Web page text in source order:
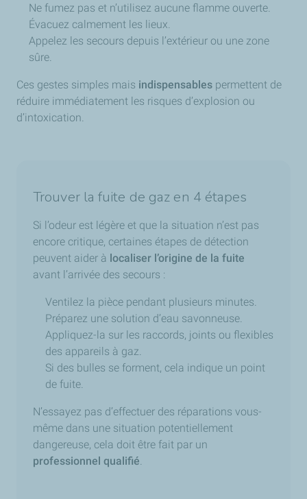
Ne fumez pas et n’utilisez aucune flamme ouverte.
Évacuez calmement les lieux.
Appelez les secours depuis l’extérieur ou une zone
sûre.
Ces gestes simples mais indispensables permettent de
réduire immédiatement les risques d’explosion ou
d’intoxication.
Trouver la fuite de gaz en 4 étapes
Si l’odeur est légère et que la situation n’est pas
encore critique, certaines étapes de détection
peuvent aider à localiser l’origine de la fuite
avant l’arrivée des secours :
Ventilez la pièce pendant plusieurs minutes.
Préparez une solution d’eau savonneuse.
Appliquez-la sur les raccords, joints ou flexibles
des appareils à gaz.
Si des bulles se forment, cela indique un point
de fuite.
N’essayez pas d’effectuer des réparations vous-
même dans une situation potentiellement
dangereuse, cela doit être fait par un
professionnel qualifié.